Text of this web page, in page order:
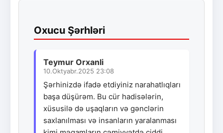
Oxucu Şərhləri
Teymur Orxanli
10.Oktyabr.2025 23:08
Şərhinizdə ifadə etdiyiniz narahatlıqları
başa düşürəm. Bu cür hadisələrin,
xüsusilə də uşaqların və gənclərin
saxlanılması və insanların yaralanması